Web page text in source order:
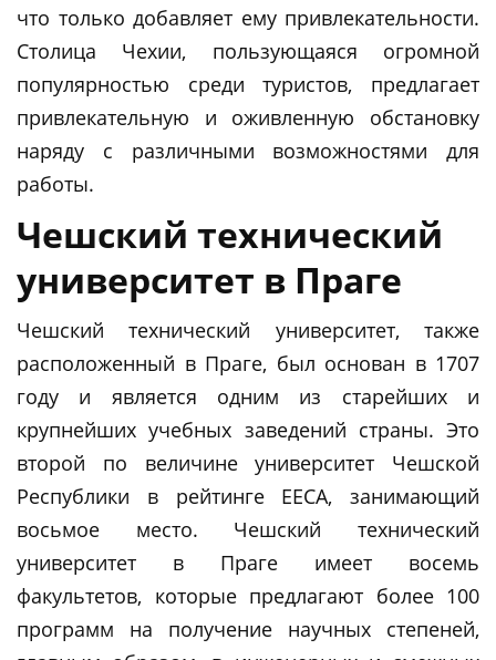
что только добавляет ему привлекательности.
Столица Чехии, пользующаяся огромной
популярностью среди туристов, предлагает
привлекательную и оживленную обстановку
наряду с различными возможностями для
работы.
Чешский технический
университет в Праге
Чешский технический университет, также
расположенный в Праге, был основан в 1707
году и является одним из старейших и
крупнейших учебных заведений страны. Это
второй по величине университет Чешской
Республики в рейтинге EECA, занимающий
восьмое место. Чешский технический
университет в Праге имеет восемь
факультетов, которые предлагают более 100
программ на получение научных степеней,